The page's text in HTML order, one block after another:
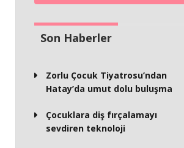
Son Haberler
Zorlu Çocuk Tiyatrosu’ndan
Hatay’da umut dolu buluşma
Çocuklara diş fırçalamayı
sevdiren teknoloji